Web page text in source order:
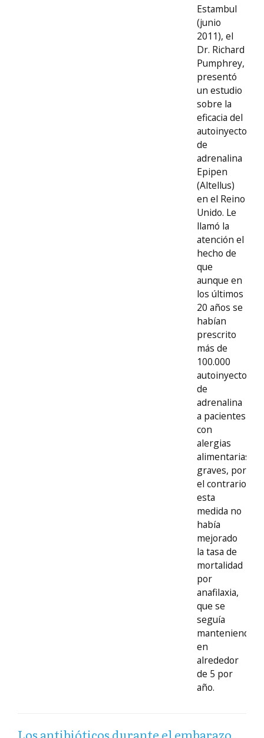
Estambul
(junio
2011), el
Dr. Richard
Pumphrey,
presentó
un estudio
sobre la
eficacia del
autoinyector
de
adrenalina
Epipen
(Altellus)
en el Reino
Unido. Le
llamó la
atención el
hecho de
que
aunque en
los últimos
20 años se
habían
prescrito
más de
100.000
autoinyectores
de
adrenalina
a pacientes
con
alergias
alimentarias
graves, por
el contrario
esta
medida no
había
mejorado
la tasa de
mortalidad
por
anafilaxia,
que se
seguía
manteniendo
en
alrededor
de 5 por
año.
Los antibióticos durante el embarazo